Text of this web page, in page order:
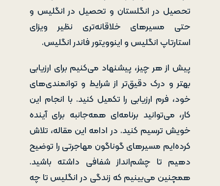
تحصیل در انگلستان و تحصیل در انگلیس و
حتی مسیرهای خلاقانه‌تری نظیر ویزای
استارتاپ انگلیس و اینوویتور فاندر انگلیس.
پیش از هر چیز، پیشنهاد می‌کنیم برای ارزیابی
بهتر و درک دقیق‌تر از شرایط و توانمندی‌های
خود، فرم ارزیابی را تکمیل کنید. با انجام این
کار، می‌توانید برنامه‌ای همه‌جانبه برای آینده
خویش ترسیم کنید. در ادامه این مقاله، تلاش
کرده‌ایم مسیرهای گوناگون مهاجرتی را توضیح
دهیم تا چشم‌انداز شفافی داشته باشید.
همچنین می‌بینیم که زندگی در انگلیس تا چه